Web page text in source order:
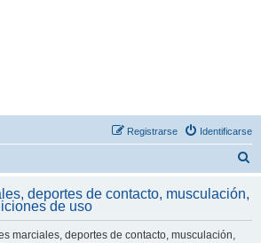
Identificarse
Registrarse
c
deportes de contacto, musculación,
de uso
marciales, deportes de contacto, musculación,